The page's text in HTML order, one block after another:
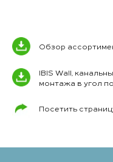
Обзор
IBIS Wall,
монтажа в угол
Посетить